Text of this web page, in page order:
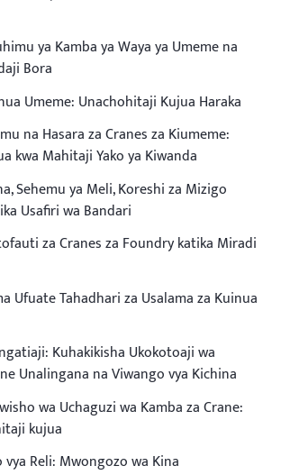
ya Kamba ya Waya ya Umeme na
Bora
Umeme: Unachohitaji Kujua Haraka
na Hasara za Cranes za Kiumeme:
kwa Mahitaji Yako ya Kiwanda
Sehemu ya Meli, Koreshi za Mizigo
Usafiri wa Bandari
za Cranes za Foundry katika Miradi
Ufuate Tahadhari za Usalama za Kuinua
Kuhakikisha Ukokotoaji wa
Unalingana na Viwango vya Kichina
wa Uchaguzi wa Kamba za Crane:
kujua
Reli: Mwongozo wa Kina